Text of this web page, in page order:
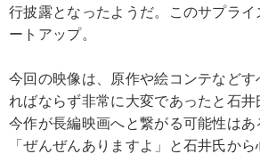
行披露となったようだ。このサプライ
ートアップ。
今回の映像は、原作や絵コンテなど
ればならず非常に大変であったと石井
今作が長編映画へと繋がる可能性はあ
「ぜんぜんありますよ」と石井氏か